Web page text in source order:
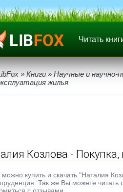
Читать
» Книги » Научные и научно-
жилья
Козлова -
можно купить и скачать "Наталия
Так же Вы можете читать